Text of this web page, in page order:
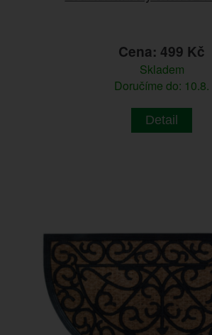
Cena: 499 Kč
Skladem
Doručíme do: 10.8.
Detail